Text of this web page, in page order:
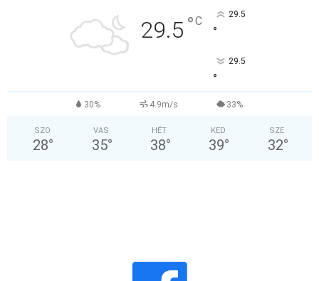
29.5 °C 29.5
°
29.5
°
30% 4.9m/s 33%
SZO
28°
VAS
35°
HÉT
38°
KED
39°
SZE
32°